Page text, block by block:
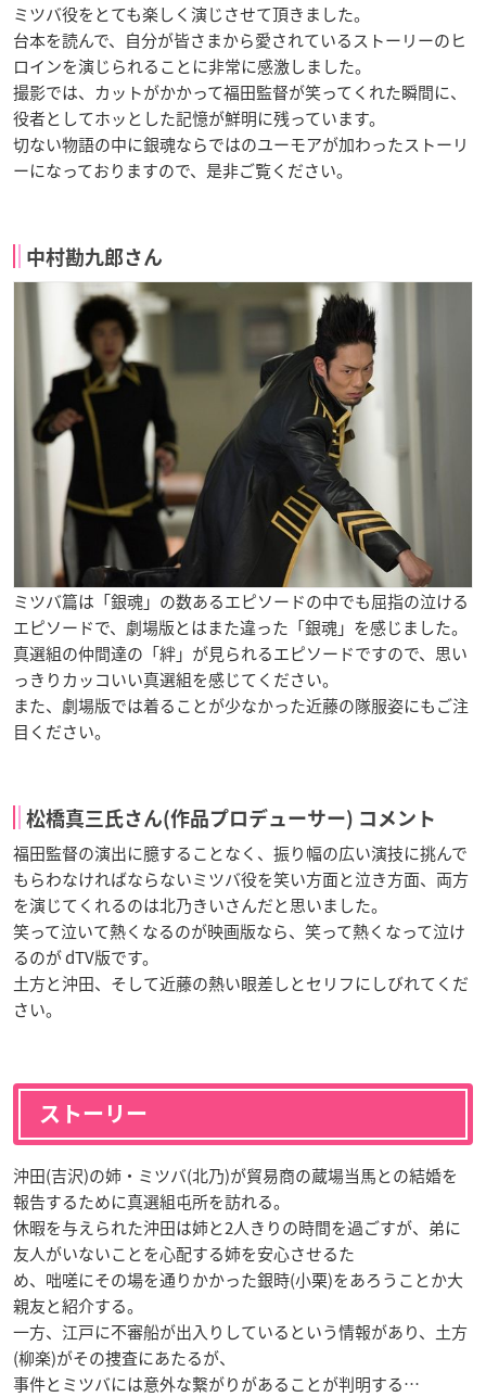
ミツバ役をとても楽しく演じさせて頂きました。
台本を読んで、自分が皆さまから愛されているストーリーのヒ
ロインを演じられることに非常に感激しました。
撮影では、カットがかかって福田監督が笑ってくれた瞬間に、
役者としてホッとした記憶が鮮明に残っています。
切ない物語の中に銀魂ならではのユーモアが加わったストーリ
ーになっておりますので、是非ご覧ください。
中村勘九郎さん
ミツバ篇は「銀魂」の数あるエピソードの中でも屈指の泣ける
エピソードで、劇場版とはまた違った「銀魂」を感じました。
真選組の仲間達の「絆」が見られるエピソードですので、思い
っきりカッコいい真選組を感じてください。
また、劇場版では着ることが少なかった近藤の隊服姿にもご注
目ください。
松橋真三氏さん(作品プロデューサー) コメント
福田監督の演出に臆することなく、振り幅の広い演技に挑んで
もらわなければならないミツバ役を笑い方面と泣き方面、両方
を演じてくれるのは北乃きいさんだと思いました。
笑って泣いて熱くなるのが映画版なら、笑って熱くなって泣け
るのが dTV版です。
土方と沖田、そして近藤の熱い眼差しとセリフにしびれてくだ
さい。
ストーリー
沖田(吉沢)の姉・ミツバ(北乃)が貿易商の蔵場当馬との結婚を
報告するために真選組屯所を訪れる。
休暇を与えられた沖田は姉と2人きりの時間を過ごすが、弟に
友人がいないことを心配する姉を安心させるた
め、咄嗟にその場を通りかかった銀時(小栗)をあろうことか大
親友と紹介する。
一方、江戸に不審船が出入りしているという情報があり、土方
(柳楽)がその捜査にあたるが、
事件とミツバには意外な繋がりがあることが判明する…